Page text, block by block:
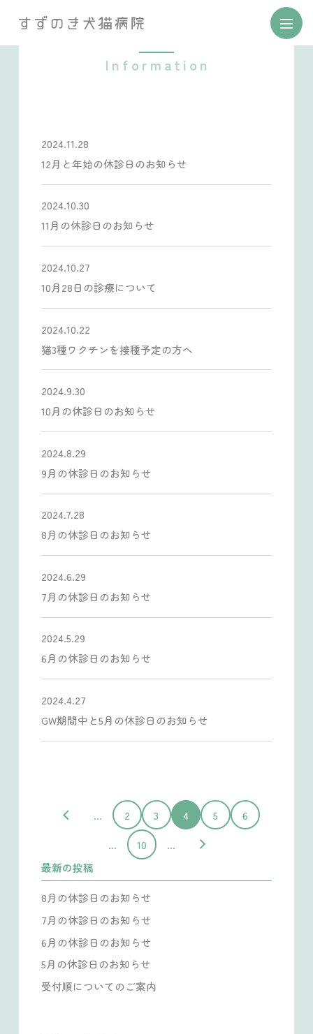
お知らせ
2024.11.28
12月と年始の休診日のお知らせ
2024.10.30
11月の休診日のお知らせ
2024.10.27
10月28日の診療について
2024.10.22
猫3種ワクチンを接種予定の方へ
2024.9.30
10月の休診日のお知らせ
2024.8.29
9月の休診日のお知らせ
2024.7.28
8月の休診日のお知らせ
2024.6.29
7月の休診日のお知らせ
2024.5.29
6月の休診日のお知らせ
2024.4.27
GW期間中と5月の休診日のお知らせ
... 2 3 4 5 6
... 10
...
最新の投稿
8月の休診日のお知らせ
7月の休診日のお知らせ
6月の休診日のお知らせ
5月の休診日のお知らせ
受付順についてのご案内